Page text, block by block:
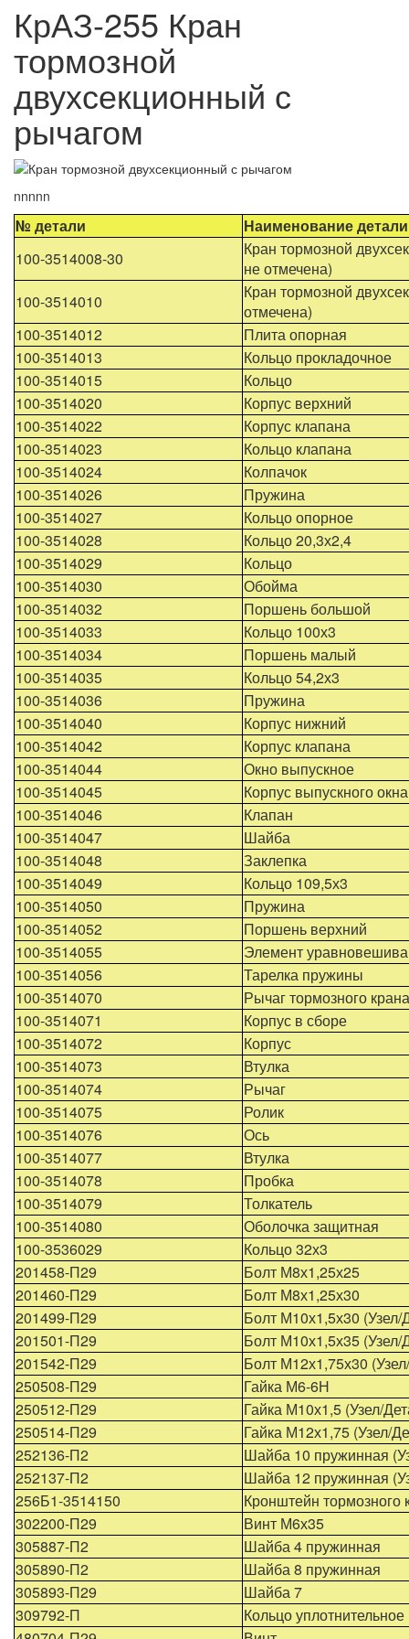
КрАЗ-255 Кран
тормозной
двухсекционный с
рычагом
nnnnn
№ детали
Наименование детали
100-3514008-30
Кран тормозной
не отмечена)
100-3514010
Кран тормозной
отмечена)
100-3514012
Плита опорная
100-3514013
Кольцо прокладочное
100-3514015
Кольцо
100-3514020
Корпус верхний
100-3514022
Корпус клапана
100-3514023
Кольцо клапана
100-3514024
Колпачок
100-3514026
Пружина
100-3514027
Кольцо опорное
100-3514028
Кольцо 20,3х2,4
100-3514029
Кольцо
100-3514030
Обойма
100-3514032
Поршень большой
100-3514033
Кольцо 100х3
100-3514034
Поршень малый
100-3514035
Кольцо 54,2х3
100-3514036
Пружина
100-3514040
Корпус нижний
100-3514042
Корпус клапана
100-3514044
Окно выпускное
100-3514045
Корпус выпускного окна
100-3514046
Клапан
100-3514047
Шайба
100-3514048
Заклепка
100-3514049
Кольцо 109,5х3
100-3514050
Пружина
100-3514052
Поршень верхний
100-3514055
Элемент
100-3514056
Тарелка пружины
100-3514070
Рычаг тормозного
100-3514071
Корпус в сборе
100-3514072
Корпус
100-3514073
Втулка
100-3514074
Рычаг
100-3514075
Ролик
100-3514076
Ось
100-3514077
Втулка
100-3514078
Пробка
100-3514079
Толкатель
100-3514080
Оболочка защитная
100-3536029
Кольцо 32х3
201458-П29
Болт М8х1,25х25
201460-П29
Болт М8х1,25х30
201499-П29
Болт М10х1,5х30
201501-П29
Болт М10х1,5х35
201542-П29
Болт М12х1,75х30
250508-П29
Гайка М6-6Н
250512-П29
Гайка М10х1,5 (Узел/
250514-П29
Гайка М12х1,75 (Узел/
252136-П2
Шайба 10 пружинная
252137-П2
Шайба 12 пружинная
256Б1-3514150
Кронштейн тормозного
302200-П29
Винт М6х35
305887-П2
Шайба 4 пружинная
305890-П2
Шайба 8 пружинная
305893-П29
Шайба 7
309792-П
Кольцо уплотнительное